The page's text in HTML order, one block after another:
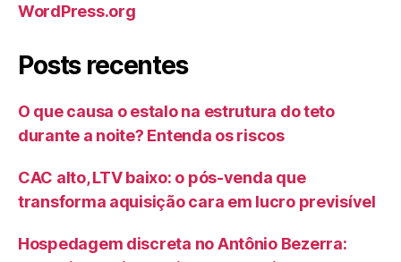
WordPress.org
Posts recentes
O que causa o estalo na estrutura do teto
durante a noite? Entenda os riscos
CAC alto, LTV baixo: o pós-venda que
transforma aquisição cara em lucro previsível
Hospedagem discreta no Antônio Bezerra: